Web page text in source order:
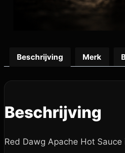
Beschrijving Merk
Beschrijving
Red Dawg Apache Hot